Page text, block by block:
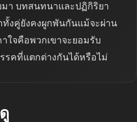
า บทสนทนาและปฏิกิริยา
ทั้งคู่ยังคงผูกพันกันแม้จะผ่าน
ใจคือพวกเขาจะยอมรับ
รคที่แตกต่างกันได้หรือไม่